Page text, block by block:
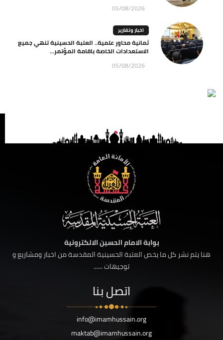
05/08/2026
اخبار وتقارير
ثمانية محاور علمية.. العتبة الحسينية تنهي جميع
الاستعدادات الخاصة باقامة المؤتمر...
05/08/2026
بوابة الامام الحسين الالكترونية
هنا يتم نشر كل ما يخص العتبة الحسينية المقدسة من اخبار ومشاريع و
توجيهات ......
اتصل بنا
info@imamhussain.org
maktab@imamhussain.org